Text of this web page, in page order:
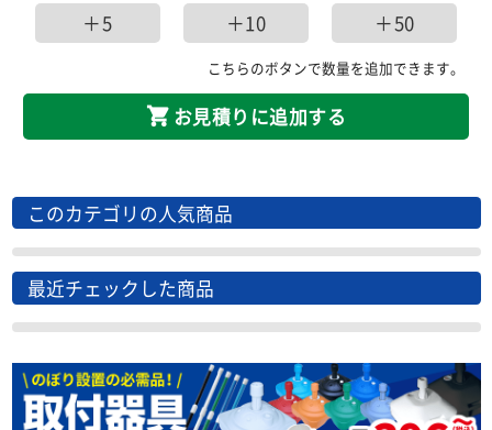
＋5 ＋10 ＋50
こちらのボタンで数量を追加できます。
お見積りに追加する
このカテゴリの人気商品
最近チェックした商品